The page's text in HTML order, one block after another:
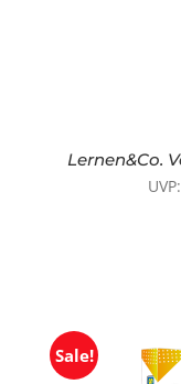
Lernen&Co.
UVP:
Sale!